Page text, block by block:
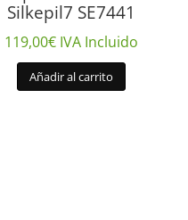
Silkepil7 SE7441
119,00€ IVA Incluido
Añadir al carrito